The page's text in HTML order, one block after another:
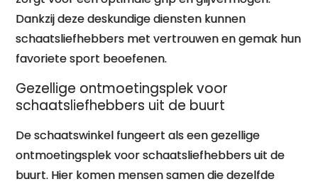
Dankzij deze deskundige diensten kunnen
schaatsliefhebbers met vertrouwen en gemak hun
favoriete sport beoefenen.
Gezellige ontmoetingsplek voor
schaatsliefhebbers uit de buurt
De schaatswinkel fungeert als een gezellige
ontmoetingsplek voor schaatsliefhebbers uit de
buurt. Hier komen mensen samen die dezelfde